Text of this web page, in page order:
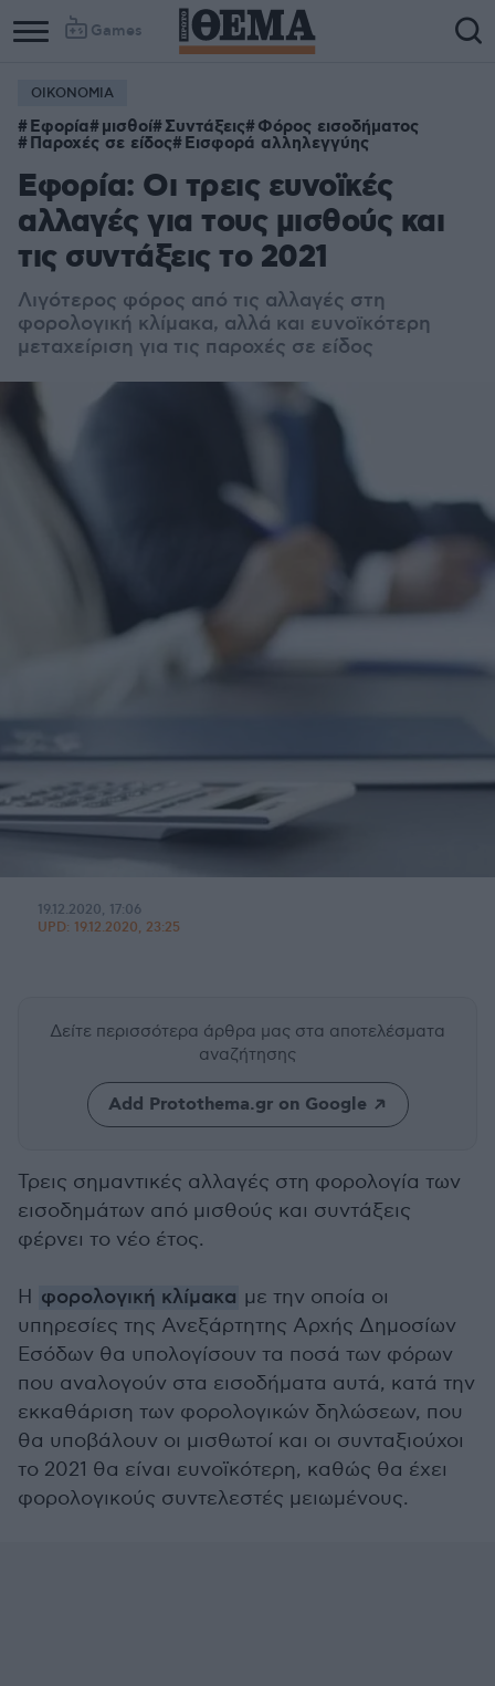
Games
ΟΙΚΟΝΟΜΙΑ
Εφορία μισθοί Συντάξεις Φόρος εισοδήματος
Παροχές σε είδος Εισφορά αλληλεγγύης
Εφορία: Οι τρεις ευνοϊκές
αλλαγές για τους μισθούς και
τις συντάξεις το 2021
Λιγότερος φόρος από τις αλλαγές στη
φορολογική κλίμακα, αλλά και ευνοϊκότερη
μεταχείριση για τις παροχές σε είδος
19.12.2020, 17:06
UPD: 19.12.2020, 23:25
Δείτε περισσότερα άρθρα μας στα αποτελέσματα
αναζήτησης
Add Protothema.gr on Google
Τρεις σημαντικές αλλαγές στη φορολογία των
εισοδημάτων από μισθούς και συντάξεις
φέρνει το νέο έτος.
Η φορολογική κλίμακα με την οποία οι
υπηρεσίες της Ανεξάρτητης Αρχής Δημοσίων
Εσόδων θα υπολογίσουν τα ποσά των φόρων
που αναλογούν στα εισοδήματα αυτά, κατά την
εκκαθάριση των φορολογικών δηλώσεων, που
θα υποβάλουν οι μισθωτοί και οι συνταξιούχοι
το 2021 θα είναι ευνοϊκότερη, καθώς θα έχει
φορολογικούς συντελεστές μειωμένους.